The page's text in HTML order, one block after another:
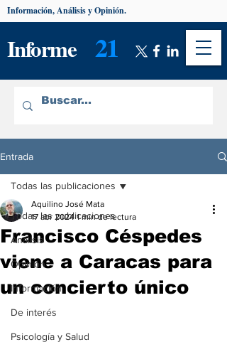
Informe 21
Información, Análisis y Opinión.
Entrada
Todas las publicaciones
Análisis
Opinión
Información
De interés
Psicología y Salud
Todas las publicaciones
Francisco Céspedes
viene a Caracas para
un concierto único
Aquilino José Mata
17 abr 2024 1 min de lectura